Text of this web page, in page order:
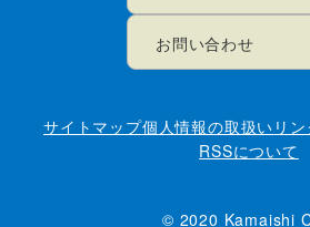
お問い合わせ
サイトマップ個人情報の取扱い リン
RSSについて
© 2020 Kamaishi